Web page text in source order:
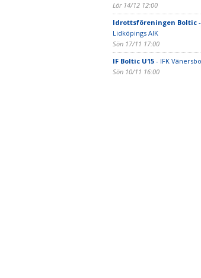
Lör 14/12 12:00
Idrottsföreningen Boltic-
Lidköpings AIK
Sön 17/11 17:00
IF Boltic U15- IFK
Sön 10/11 16:00